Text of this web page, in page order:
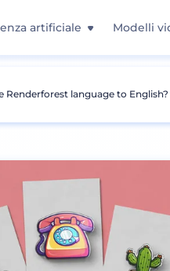
artificiale Modelli
Altri mockup di
Renderforest language to English?